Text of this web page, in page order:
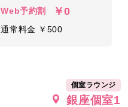
Web予約割 ￥0
通常料金 ￥500
個室ラウンジ
銀座個室1